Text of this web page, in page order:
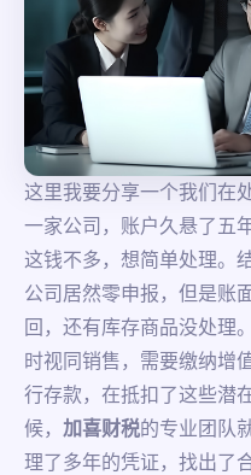
这里我要分享一个我们在
一家公司，账户久悬了五
这钱不多，想简单处理。
公司居然零申报，但是账
回，还有库存商品没处理
时视同销售，需要缴纳增
行存款，在抵扣了这些潜
候， 加喜财税的专业团队
理了多年的凭证，找出了